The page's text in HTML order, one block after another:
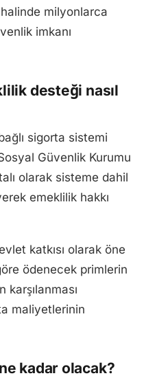
milyonlarca
imkanı
desteği nasıl
sigorta sistemi
Güvenlik Kurumu
olarak sisteme dahil
emeklilik hakkı
katkısı olarak öne
ödenecek primlerin
maliyetlerinin
kadar olacak?